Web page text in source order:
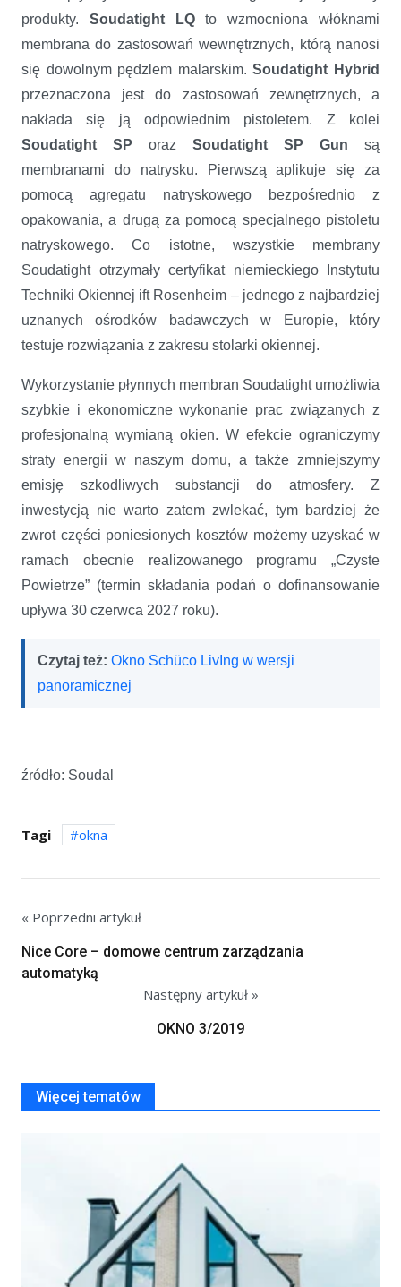
produkty. Soudatight LQto wzmocniona włóknami
membrana do zastosowań wewnętrznych, którą nanosi
się dowolnym pędzlem malarskim.Soudatight Hybrid
przeznaczona jest do zastosowań zewnętrznych, a
nakłada się ją odpowiednim pistoletem. Z kolei
Soudatight SP oraz Soudatight SP Gun są
membranami do natrysku. Pierwszą aplikuje się za
pomocą agregatu natryskowego bezpośrednio z
opakowania, a drugą za pomocą specjalnego pistoletu
natryskowego. Co istotne, wszystkie membrany
Soudatight otrzymały certyfikat niemieckiego Instytutu
Techniki Okiennej ift Rosenheim – jednego z najbardziej
uznanych ośrodków badawczych w Europie, który
testuje rozwiązania z zakresu stolarki okiennej.
Wykorzystanie płynnych membran Soudatight umożliwia
szybkie i ekonomiczne wykonanie prac związanych z
profesjonalną wymianą okien. W efekcie ograniczymy
straty energii w naszym domu, a także zmniejszymy
emisję szkodliwych substancji do atmosfery. Z
inwestycją nie warto zatem zwlekać, tym bardziej że
zwrot części poniesionych kosztów możemy uzyskać w
ramach obecnie realizowanego programu „Czyste
Powietrze” (termin składania podań o dofinansowanie
upływa 30 czerwca 2027 roku).
Czytaj też: Okno Schüco LivIng w wersji
panoramicznej
źródło: Soudal
Tagi okna
« Poprzedni artykuł
Nice Core – domowe centrum zarządzania
automatyką
Następny artykuł »
OKNO 3/2019
Więcej tematów